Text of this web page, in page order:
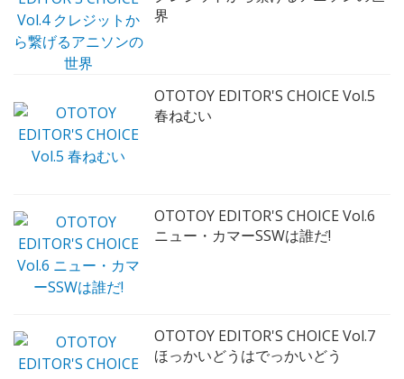
界
OTOTOY EDITOR'S CHOICE Vol.5
春ねむい
OTOTOY EDITOR'S CHOICE Vol.6
ニュー・カマーSSWは誰だ!
OTOTOY EDITOR'S CHOICE Vol.7
ほっかいどうはでっかいどう